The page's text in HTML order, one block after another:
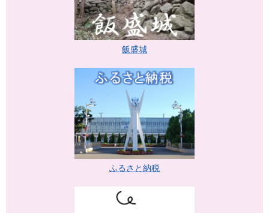
飯盛城
ふるさと納税